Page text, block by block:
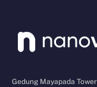
Gedung Mayapada